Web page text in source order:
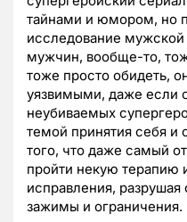
тайнами и юмором, но
исследование мужской
мужчин, вообще-то,
тоже просто обидеть,
уязвимыми, даже если
неубиваемых
темой принятия себя
того, что даже самый
пройти некую терапию
исправления,
зажимы и ограничения.